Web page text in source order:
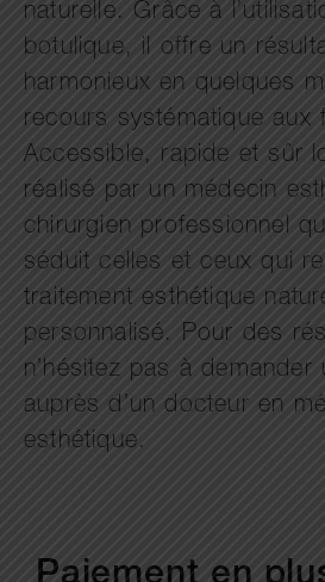
naturelle. Grâce à
botulique, il offre un
harmonieux en quelques
recours systématique aux
Accessible, rapide et sûr
réalisé par un médecin
chirurgien professionnel
séduit celles et ceux qui
traitement esthétique
personnalisé. Pour des
n’hésitez pas à demander
auprès d’un docteur en
esthétique.